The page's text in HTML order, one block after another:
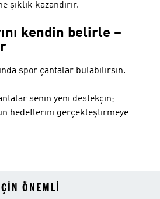
şıklık kazandırır.
kendin belirle –
spor çantalar bulabilirsin.
senin yeni destekçin;
hedeflerini gerçekleştirmeye
ÖNEMLI